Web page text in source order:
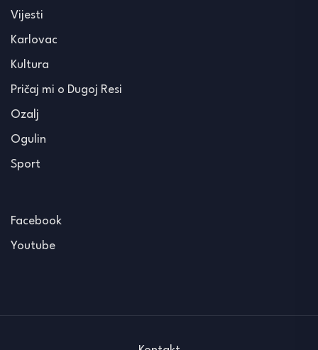
Vijesti
Karlovac
Kultura
Pričaj mi o Dugoj Resi
Ozalj
Ogulin
Sport
Facebook
Youtube